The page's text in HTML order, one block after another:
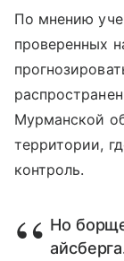
По мнению
проверенных
Мурманской
территории,
контроль.
Но